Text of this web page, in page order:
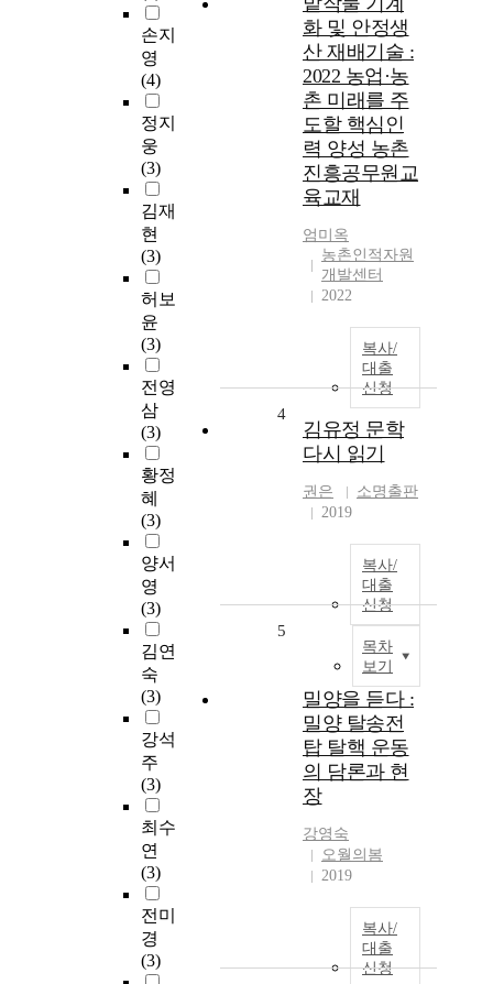
손지
영
(4)
정지
웅
(3)
김재
현
(3)
허보
윤
(3)
전영
삼
(3)
황정
혜
(3)
양서
영
(3)
김연
숙
(3)
강석
주
(3)
최수
연
(3)
전미
경
(3)
화 및 안정생
산 재배기술 :
2022 농업·농
촌 미래를 주
도할 핵심인
력 양성 농촌
진흥공무원교
육교재
엄미옥
농촌인적자원
개발센터
2022
복사/
대출
신청
4
김유정 문학
다시 읽기
권은
소명출판
2019
복사/
대출
신청
목차
보기
5
밀양을 듣다 :
밀양 탈송전
탑 탈핵 운동
의 담론과 현
장
강영숙
오월의봄
2019
복사/
대출
신청